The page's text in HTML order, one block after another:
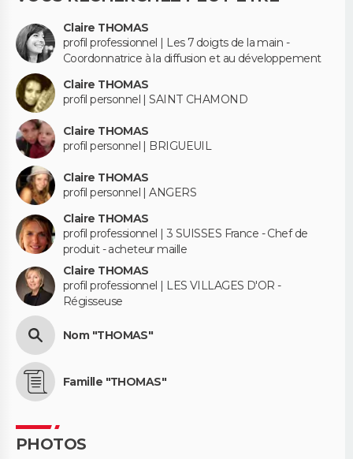
Claire THOMAS
profil professionnel | Les 7 doigts de la main -
Coordonnatrice à la diffusion et au développement
Claire THOMAS
profil personnel | SAINT CHAMOND
Claire THOMAS
profil personnel | BRIGUEUIL
Claire THOMAS
profil personnel | ANGERS
Claire THOMAS
profil professionnel | 3 SUISSES France - Chef de
produit - acheteur maille
Claire THOMAS
profil professionnel | LES VILLAGES D'OR -
Régisseuse
Nom "THOMAS"
Famille "THOMAS"
PHOTOS